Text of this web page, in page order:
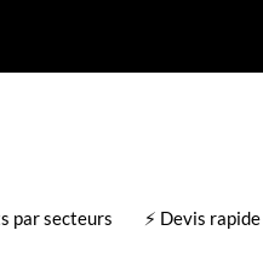
par secteurs ⚡ Devis rapide